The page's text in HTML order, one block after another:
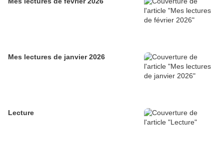
Mes lectures de janvier 2026
Lecture